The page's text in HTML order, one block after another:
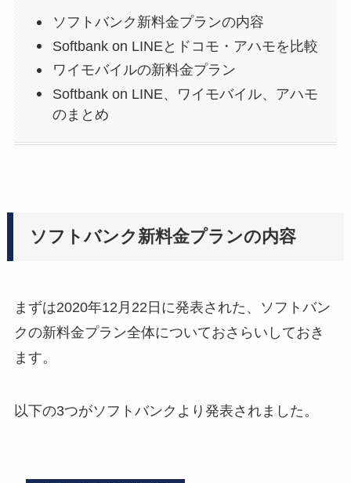
ソフトバンク新料金プランの内容
Softbank on LINEとドコモ・アハモを比較
ワイモバイルの新料金プラン
Softbank on LINE、ワイモバイル、アハモ
のまとめ
ソフトバンク新料金プランの内容
まずは2020年12月22日に発表された、ソフトバン
クの新料金プラン全体についておさらいしておき
ます。
以下の3つがソフトバンクより発表されました。